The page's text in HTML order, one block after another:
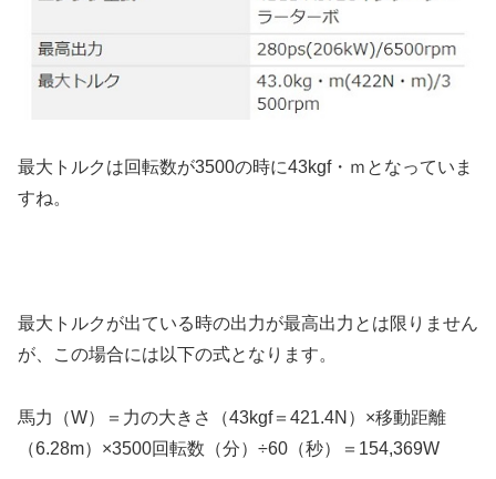
最大トルクは回転数が3500の時に43kgf・ｍとなっていま
すね。
最大トルクが出ている時の出力が最高出力とは限りません
が、この場合には以下の式となります。
馬力（W）＝力の大きさ（43kgf＝421.4N）×移動距離
（6.28m）×3500回転数（分）÷60（秒）＝154,369W